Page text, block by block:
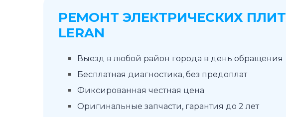
РЕМОНТ ЭЛЕКТРИЧЕСКИХ ПЛИТ
LERAN
Выезд в любой район города в день обращения
Бесплатная диагностика, без предоплат
Фиксированная честная цена
Оригинальные запчасти, гарантия до 2 лет